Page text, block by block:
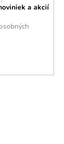
a akcií